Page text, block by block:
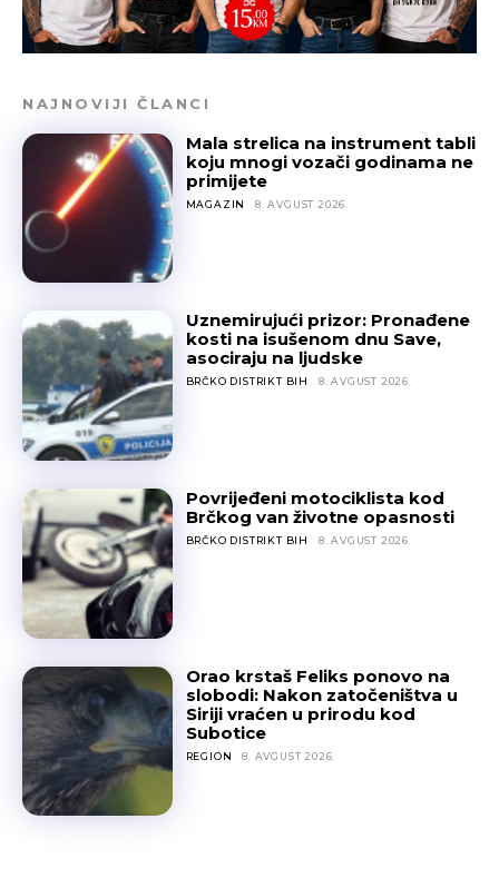
NAJNOVIJI ČLANCI
Mala strelica na instrument tabli
koju mnogi vozači godinama ne
primijete
MAGAZIN 8. AVGUST 2026.
Uznemirujući prizor: Pronađene
kosti na isušenom dnu Save,
asociraju na ljudske
BRČKO DISTRIKT BIH 8. AVGUST 2026.
Povrijeđeni motociklista kod
Brčkog van životne opasnosti
BRČKO DISTRIKT BIH 8. AVGUST 2026.
Orao krstaš Feliks ponovo na
slobodi: Nakon zatočeništva u
Siriji vraćen u prirodu kod
Subotice
REGION 8. AVGUST 2026.